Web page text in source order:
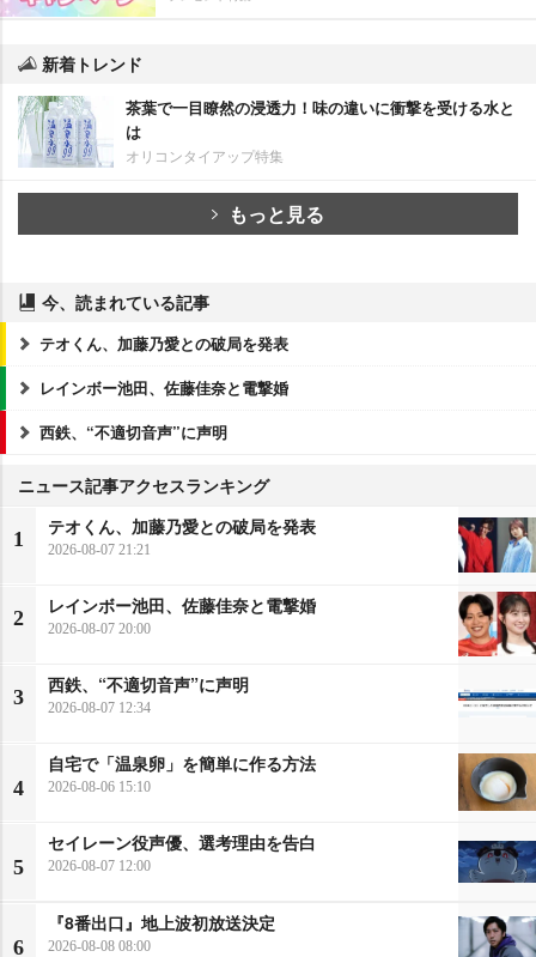
新着トレンド
茶葉で一目瞭然の浸透力！味の違いに衝撃を受ける水と
は
オリコンタイアップ特集
もっと見る
今、読まれている記事
テオくん、加藤乃愛との破局を発表
レインボー池田、佐藤佳奈と電撃婚
西鉄、“不適切音声”に声明
ニュース記事アクセスランキング
1
テオくん、加藤乃愛との破局を発表
2026-08-07 21:21
2
レインボー池田、佐藤佳奈と電撃婚
2026-08-07 20:00
3
西鉄、“不適切音声”に声明
2026-08-07 12:34
4
自宅で「温泉卵」を簡単に作る方法
2026-08-06 15:10
5
セイレーン役声優、選考理由を告白
2026-08-07 12:00
6
『8番出口』地上波初放送決定
2026-08-08 08:00